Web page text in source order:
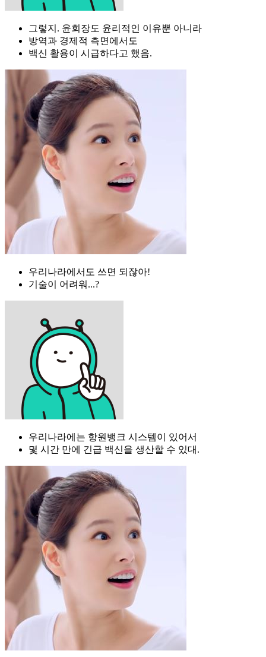
그렇지. 윤회장도 윤리적인 이유뿐 아니라
방역과 경제적 측면에서도
백신 활용이 시급하다고 했음.
우리나라에서도 쓰면 되잖아!
기술이 어려워...?
우리나라에는 항원뱅크 시스템이 있어서
몇 시간 만에 긴급 백신을 생산할 수 있대.